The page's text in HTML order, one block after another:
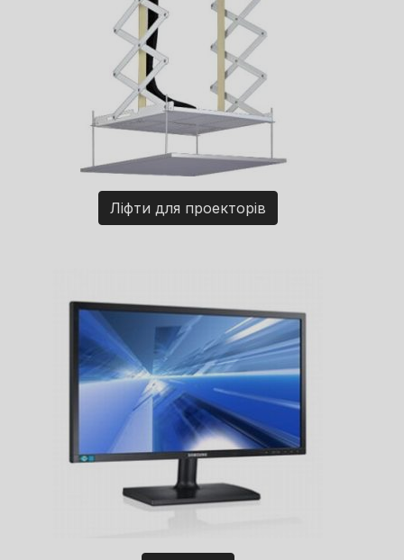
Ліфти для проекторів